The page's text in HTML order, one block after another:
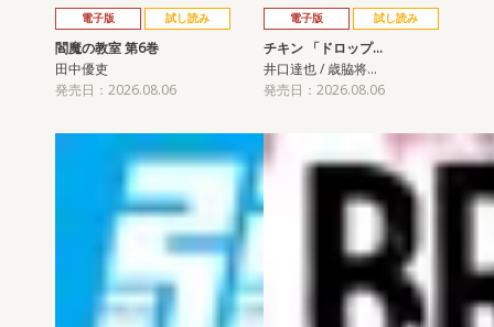
電子版 試し読み
閻魔の教室 第6巻
田中優吏
発売日：2026.08.06
電子版 試し読み
チキン 「ドロップ…
井口達也 / 歳脇将…
発売日：2026.08.06